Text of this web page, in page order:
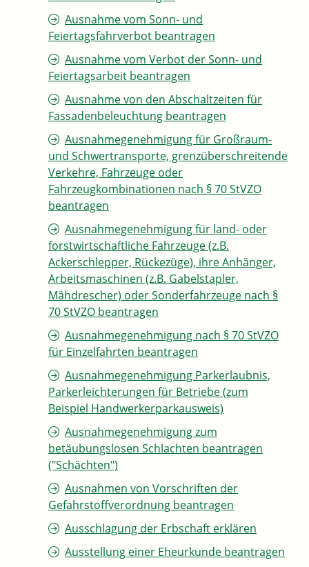
Ausnahme vom Sonn- und
Feiertagsfahrverbot beantragen
Ausnahme vom Verbot der Sonn- und
Feiertagsarbeit beantragen
Ausnahme von den Abschaltzeiten für
Fassadenbeleuchtung beantragen
Ausnahmegenehmigung für Großraum-
und Schwertransporte, grenzüberschreitende
Verkehre, Fahrzeuge oder
Fahrzeugkombinationen nach § 70 StVZO
beantragen
Ausnahmegenehmigung für land- oder
forstwirtschaftliche Fahrzeuge (z.B.
Ackerschlepper, Rückezüge), ihre Anhänger,
Arbeitsmaschinen (z.B. Gabelstapler,
Mähdrescher) oder Sonderfahrzeuge nach §
70 StVZO beantragen
Ausnahmegenehmigung nach § 70 StVZO
für Einzelfahrten beantragen
Ausnahmegenehmigung Parkerlaubnis,
Parkerleichterungen für Betriebe (zum
Beispiel Handwerkerparkausweis)
Ausnahmegenehmigung zum
betäubungslosen Schlachten beantragen
("Schächten")
Ausnahmen von Vorschriften der
Gefahrstoffverordnung beantragen
Ausschlagung der Erbschaft erklären
Ausstellung einer Eheurkunde beantragen